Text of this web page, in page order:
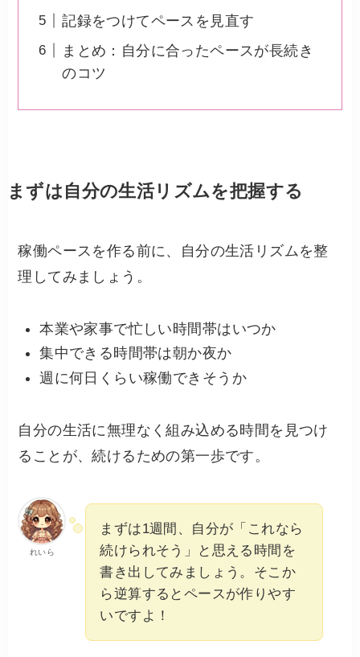
記録をつけてペースを見直す
まとめ：自分に合ったペースが長続き
のコツ
まずは自分の生活リズムを把握する
稼働ペースを作る前に、自分の生活リズムを整
理してみましょう。
本業や家事で忙しい時間帯はいつか
集中できる時間帯は朝か夜か
週に何日くらい稼働できそうか
自分の生活に無理なく組み込める時間を見つけ
ることが、続けるための第一歩です。
れいら
まずは1週間、自分が「これなら
続けられそう」と思える時間を
書き出してみましょう。そこか
ら逆算するとペースが作りやす
いですよ！